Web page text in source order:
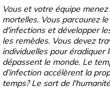
Vous et votre équipe
mortelles. Vous parcourez
d'infections et développer
les remèdes. Vous devez
individuelles pour éradiquer
dépassent le monde. Le
d’infection accélèrent la
temps? Le sort de